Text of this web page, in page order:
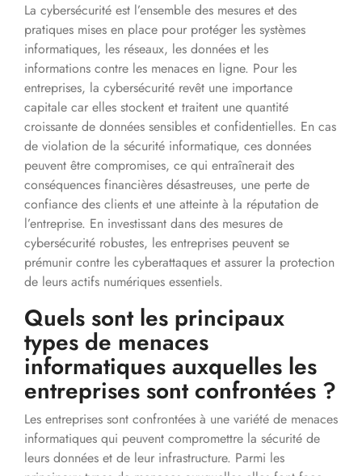
La cybersécurité est l’ensemble des mesures et des
pratiques mises en place pour protéger les systèmes
informatiques, les réseaux, les données et les
informations contre les menaces en ligne. Pour les
entreprises, la cybersécurité revêt une importance
capitale car elles stockent et traitent une quantité
croissante de données sensibles et confidentielles. En cas
de violation de la sécurité informatique, ces données
peuvent être compromises, ce qui entraînerait des
conséquences financières désastreuses, une perte de
confiance des clients et une atteinte à la réputation de
l’entreprise. En investissant dans des mesures de
cybersécurité robustes, les entreprises peuvent se
prémunir contre les cyberattaques et assurer la protection
de leurs actifs numériques essentiels.
Quels sont les principaux
types de menaces
informatiques auxquelles les
entreprises sont confrontées ?
Les entreprises sont confrontées à une variété de menaces
informatiques qui peuvent compromettre la sécurité de
leurs données et de leur infrastructure. Parmi les